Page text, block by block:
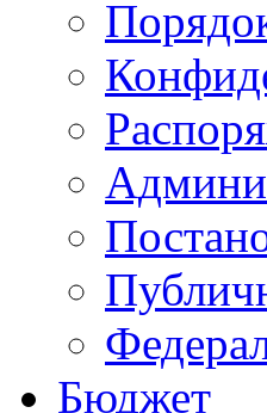
Бюджет